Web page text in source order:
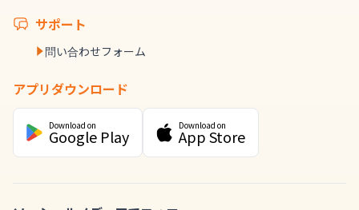
サポート
問い合わせフォーム
アプリダウンロード
Download on
Google Play
Download on
App Store